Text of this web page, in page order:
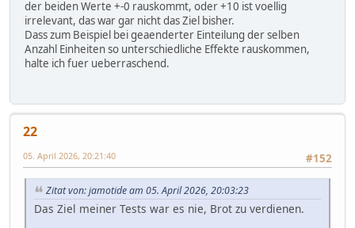
der beiden Werte +-0 rauskommt, oder +10 ist voellig
irrelevant, das war gar nicht das Ziel bisher.
Dass zum Beispiel bei geaenderter Einteilung der selben
Anzahl Einheiten so unterschiedliche Effekte rauskommen,
halte ich fuer ueberraschend.
22
#152
05. April 2026, 20:21:40
Zitat von: jamotide am 05. April 2026, 20:03:23
Das Ziel meiner Tests war es nie, Brot zu verdienen.